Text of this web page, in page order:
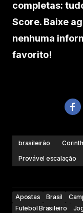
completas:
Score. Baixe
nenhuma
favorito!
brasileirão
Provável escalação
Apostas Brasil
Futebol Brasileiro